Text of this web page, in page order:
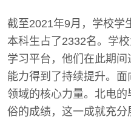
截至2021年9月，学校学
本科生占了2332名。学
学习平台，他们在此期间
能力得到了持续提升。
领域的核心力量。北电
俗的成绩，这一成就充